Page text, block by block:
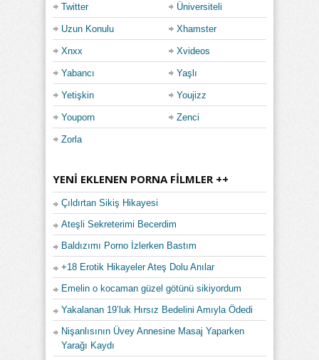
Twitter Üniversiteli
Uzun Konulu Xhamster
Xnxx Xvideos
Yabancı Yaşlı
Yetişkin Youjizz
Youporn Zenci
Zorla
YENI EKLENEN PORNA FILMLER ++
Çıldırtan Sikiş Hikayesi
Ateşli Sekreterimi Becerdim
Baldızımı Porno İzlerken Bastım
+18 Erotik Hikayeler Ateş Dolu Anılar
Emelin o kocaman güzel götünü sikiyordum
Yakalanan 19’luk Hırsız Bedelini Amıyla Ödedi
Nişanlısının Üvey Annesine Masaj Yaparken
Yarağı Kaydı